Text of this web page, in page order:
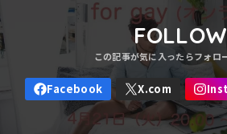
FOLLOW